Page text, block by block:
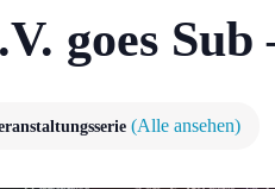
goes Sub
(Alle ansehen)